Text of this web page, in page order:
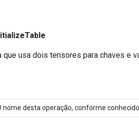
que usa dois tensores para chaves e
nome desta operação, conforme